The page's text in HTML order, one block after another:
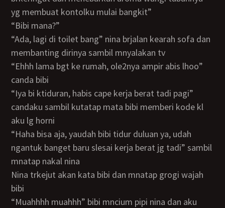
yg membuat kontolku mulai bangkit”
“bibi mana?”
“ada, lagi di toilet bang” nina brjalan kearah sofa dan
membanting dirinya sambil mnyalakan tv
“ehhh lama bgt ke rumah, ole2nya ampir abis lhoo”
canda bibi
“iya bi ktiduran, habis cape kerja berat tadi pagi”
candaku sambil kutatap mata bibi memberi kode kl
aku lg horni
“haha bisa aja, yaudah bibi tidur duluan ya, udah
ngantuk banget baru slesai kerja berat jg tadi” sambil
mnatap nakal nina
nina trkejut akan kata bibi dan mnatap grogi wajah
bibi
“muahhhh muahhh” bibi mncium pipi nina dan aku